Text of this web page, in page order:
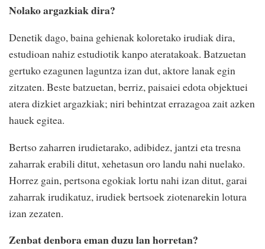
Nolako argazkiak dira?
Denetik dago, baina gehienak koloretako irudiak dira,
estudioan nahiz estudiotik kanpo ateratakoak. Batzuetan
gertuko ezagunen laguntza izan dut, aktore lanak egin
zitzaten. Beste batzuetan, berriz, paisaiei edota objektuei
atera dizkiet argazkiak; niri behintzat errazagoa zait azken
hauek egitea.
Bertso zaharren irudietarako, adibidez, jantzi eta tresna
zaharrak erabili ditut, xehetasun oro landu nahi nuelako.
Horrez gain, pertsona egokiak lortu nahi izan ditut, garai
zaharrak irudikatuz, irudiek bertsoek ziotenarekin lotura
izan zezaten.
Zenbat denbora eman duzu lan horretan?